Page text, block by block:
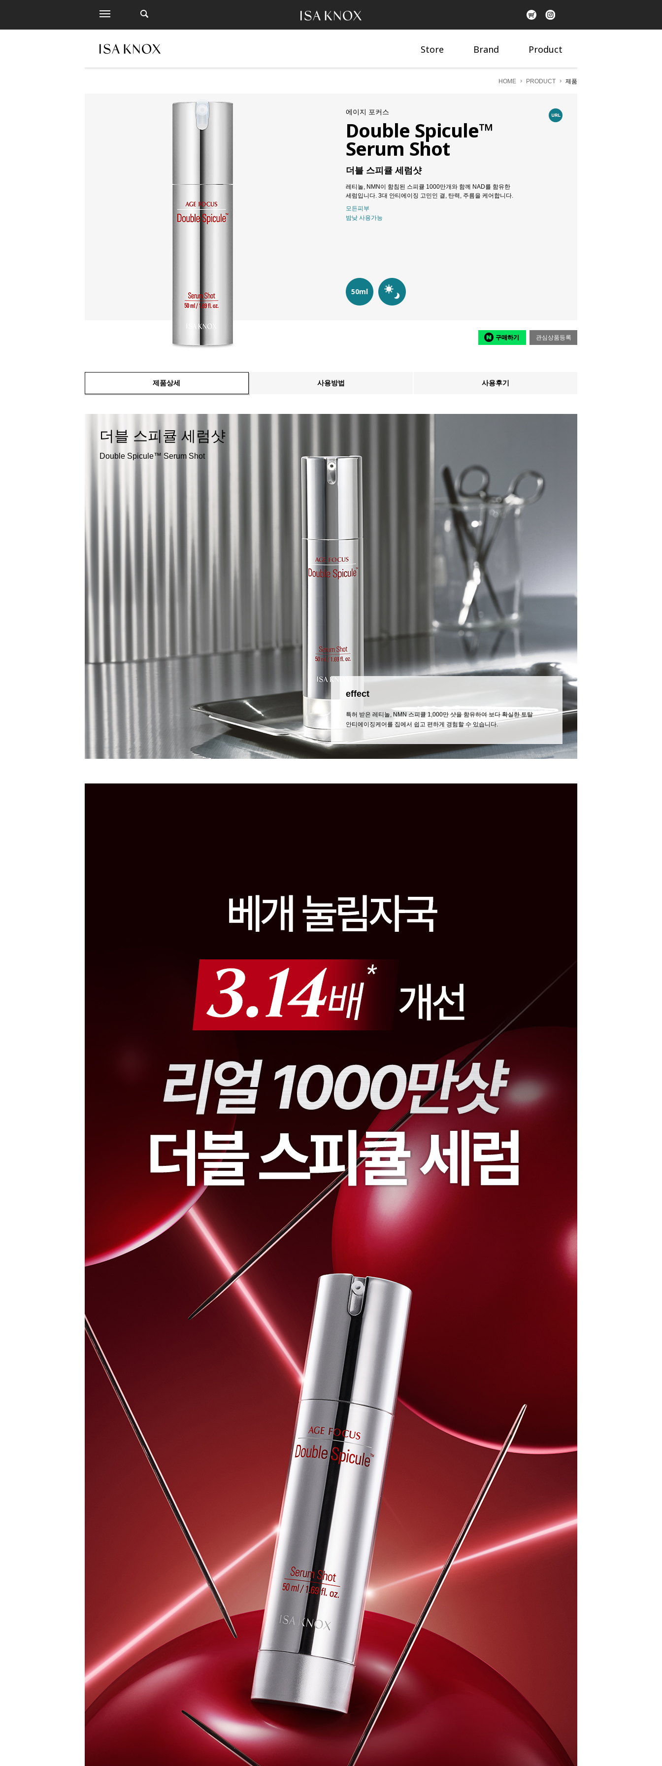
Store Brand Product
HOME PRODUCT 제품
에이지 포커스
Double Spicule™
Serum Shot
더블 스피큘 세럼샷
레티놀, NMN이 함침된 스피큘 1000만개와 함께 NAD를 함유한
세럼입니다. 3대 안티에이징 고민인 결, 탄력, 주름을 케어합니다.
모든피부
밤낮 사용가능
50ml
구매하기 관심상품등록
제품상세 사용방법 사용후기
더블 스피큘 세럼샷
Double Spicule™ Serum Shot
effect
특허 받은 레티놀, NMN 스피큘 1,000만 샷을 함유하여 보다 확실한 토탈
안티에이징케어를 집에서 쉽고 편하게 경험할 수 있습니다.